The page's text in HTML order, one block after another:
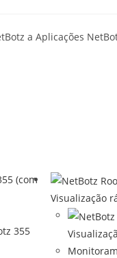
a Aplicações
Visualização